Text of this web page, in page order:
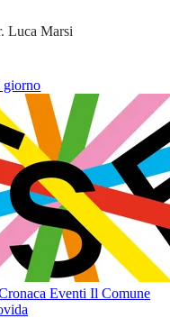
Luca Marsi
giorno
Eventi Il Comune